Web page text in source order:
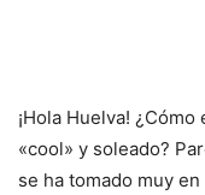
¡Hola Huelva!
«cool» y soleado?
se ha tomado muy